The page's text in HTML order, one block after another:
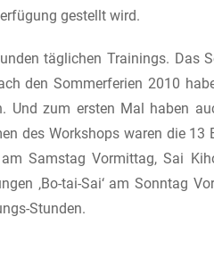
gestellt wird.
täglichen Trainings. Das
den Sommerferien 2010
Und zum ersten Mal haben
des Workshops waren die 13
am Samstag Vormittag, Sai
‚Bo-tai-Sai‘ am Sonntag
Stunden.